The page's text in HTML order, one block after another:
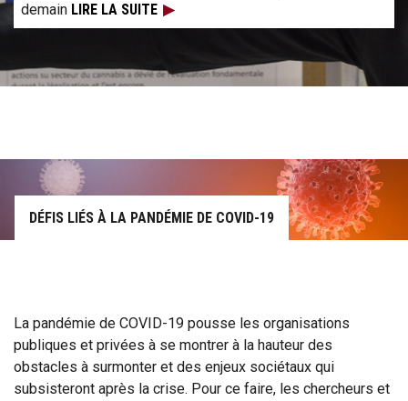
demain LIRE LA SUITE
DÉFIS LIÉS À LA PANDÉMIE DE COVID-19
La pandémie de COVID-19 pousse les organisations
publiques et privées à se montrer à la hauteur des
obstacles à surmonter et des enjeux sociétaux qui
subsisteront après la crise. Pour ce faire, les chercheurs et